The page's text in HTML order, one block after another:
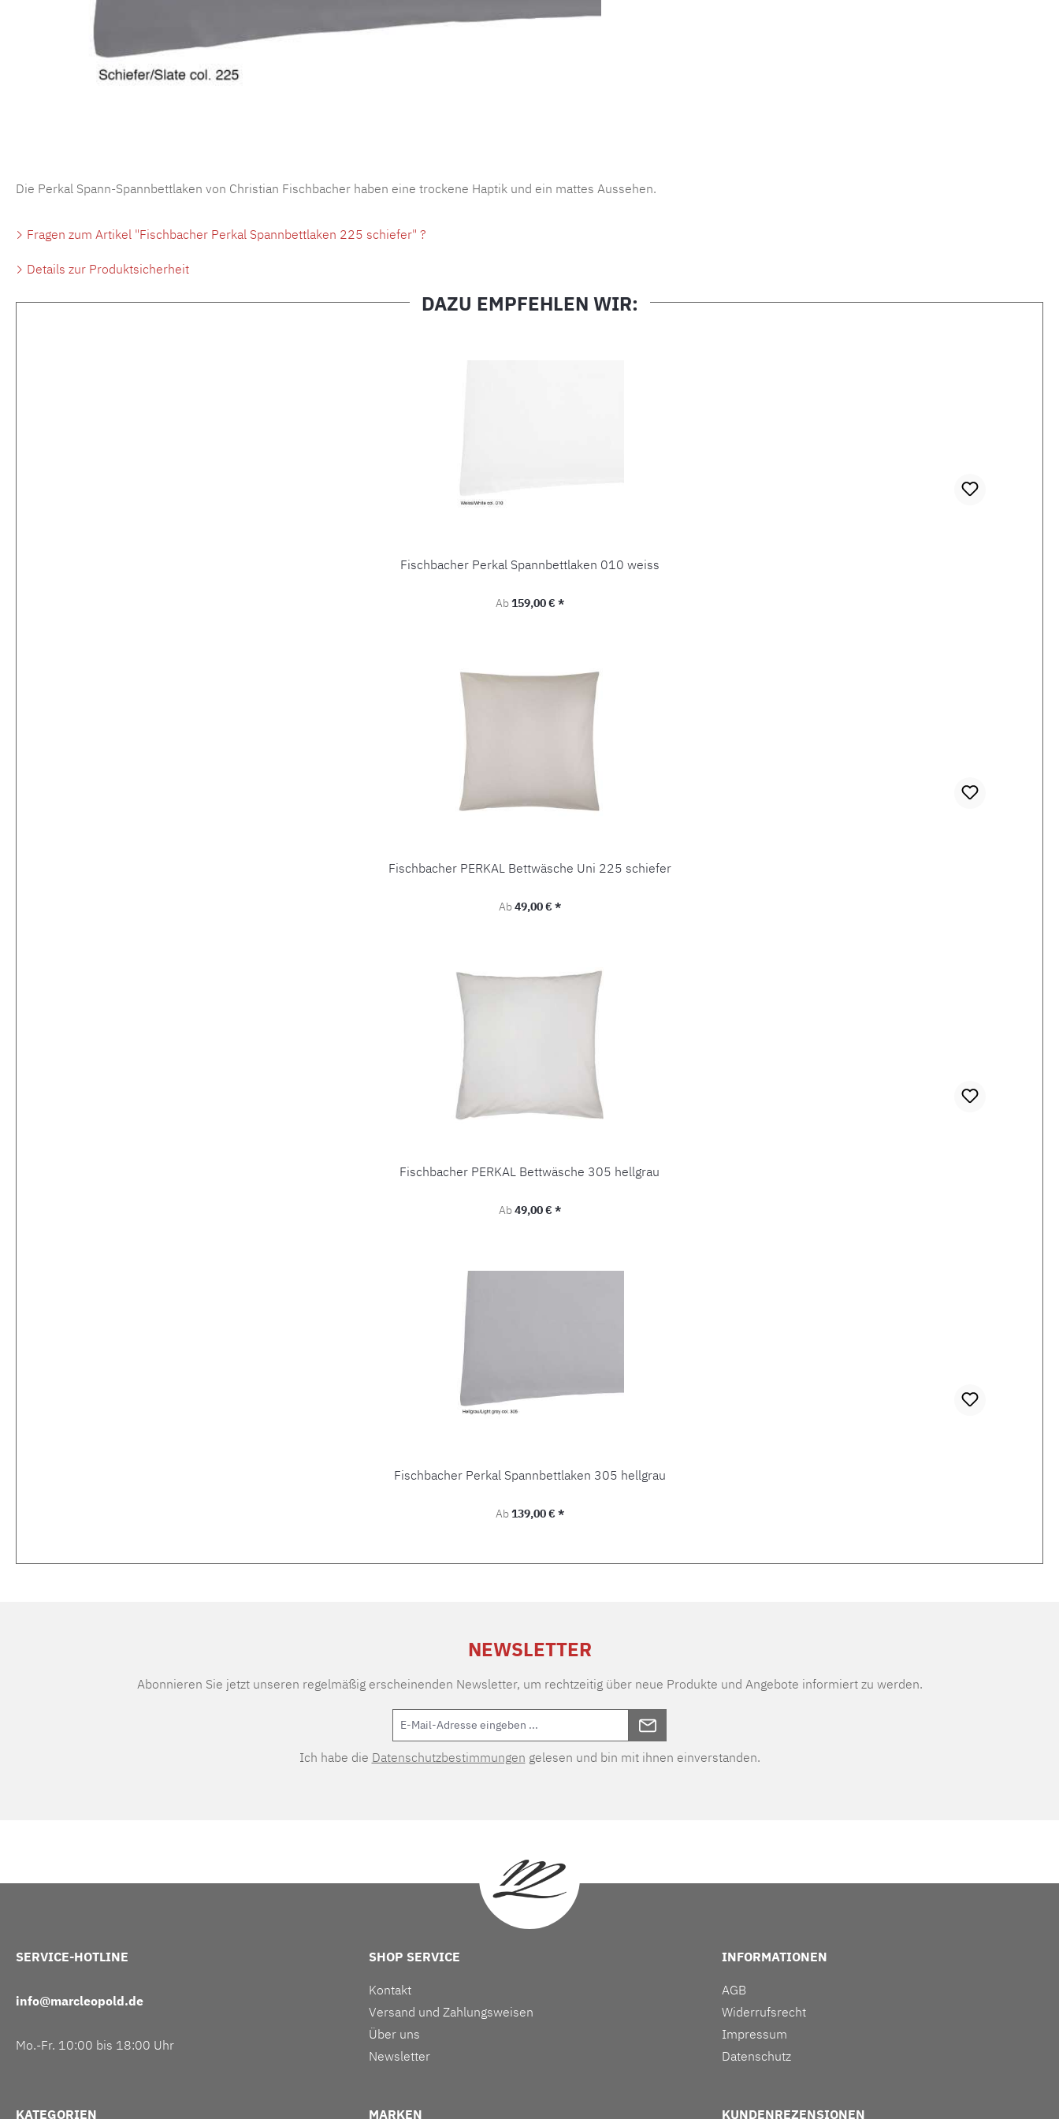
Die Perkal Spann-Spannbettlaken von Christian Fischbacher haben eine trockene Haptik und ein mattes Aussehen.
Fragen zum Artikel "Fischbacher Perkal Spannbettlaken 225 schiefer" ?
Details zur Produktsicherheit
DAZU EMPFEHLEN WIR:
Fischbacher Perkal Spannbettlaken 010 weiss
Regulärer Preis:
Ab159,00 € *
Fischbacher PERKAL Bettwäsche Uni 225 schiefer
Regulärer Preis:
Ab49,00 € *
Fischbacher PERKAL Bettwäsche 305 hellgrau
Regulärer Preis:
Ab49,00 € *
Fischbacher Perkal Spannbettlaken 305 hellgrau
Regulärer Preis:
Ab139,00 € *
NEWSLETTER
Abonnieren Sie jetzt unseren regelmäßig erscheinenden Newsletter, um rechtzeitig über neue Produkte und Angebote informiert zu werden.
Ich habe die Datenschutzbestimmungen gelesen und bin mit ihnen einverstanden.
SERVICE-HOTLINE
info@marcleopold.de
Mo.-Fr. 10:00 bis 18:00 Uhr
SHOP SERVICE
Kontakt
Versand und Zahlungsweisen
Über uns
Newsletter
INFORMATIONEN
AGB
Widerrufsrecht
Impressum
Datenschutz
KATEGORIEN MARKEN KUNDENREZENSIONEN